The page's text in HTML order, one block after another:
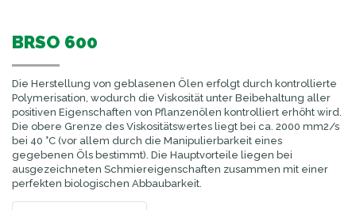
BRSO 600
Die Herstellung von geblasenen Ölen erfolgt durch kontrollierte
Polymerisation, wodurch die Viskosität unter Beibehaltung aller
positiven Eigenschaften von Pflanzenölen kontrolliert erhöht wird.
Die obere Grenze des Viskositätswertes liegt bei ca. 2000 mm2/s
bei 40 °C (vor allem durch die Manipulierbarkeit eines
gegebenen Öls bestimmt). Die Hauptvorteile liegen bei
ausgezeichneten Schmiereigenschaften zusammen mit einer
perfekten biologischen Abbaubarkeit.